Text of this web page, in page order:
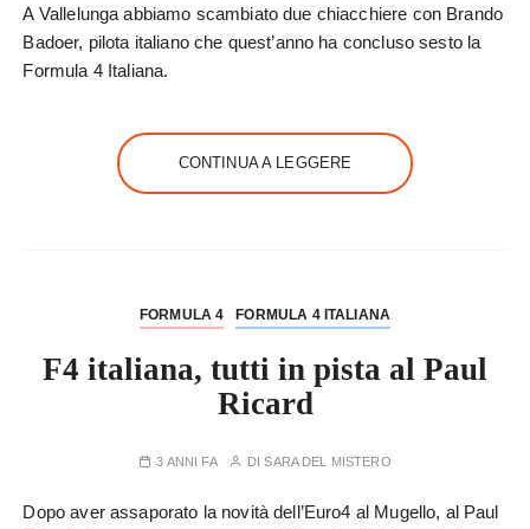
A Vallelunga abbiamo scambiato due chiacchiere con Brando
Badoer, pilota italiano che quest’anno ha concluso sesto la
Formula 4 Italiana.
CONTINUA A LEGGERE
FORMULA 4 FORMULA 4 ITALIANA
F4 italiana, tutti in pista al Paul
Ricard
3 ANNI FA DISARA DEL MISTERO
Dopo aver assaporato la novità dell’Euro4 al Mugello, al Paul